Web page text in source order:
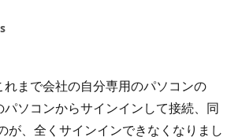
まで会社の自分専用のパソコンの
ソコンからサインインして接続、同
が、全くサインインできなくなりまし